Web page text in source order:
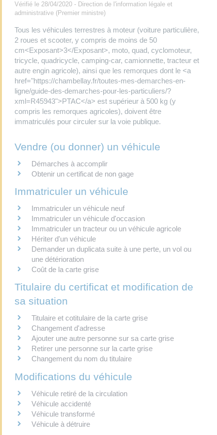
Vérifié le 28/04/2020 - Direction de l'information légale et
administrative (Premier ministre)
Tous les véhicules terrestres à moteur (voiture particulière,
2 roues et scooter, y compris de moins de 50
cm<Exposant>3</Exposant>, moto, quad, cyclomoteur,
tricycle, quadricycle, camping-car, camionnette, tracteur et
autre engin agricole), ainsi que les remorques dont le <a
href="https://chambellay.fr/toutes-mes-demarches-en-
ligne/guide-des-demarches-pour-les-particuliers/?
xml=R45943">PTAC</a> est supérieur à 500 kg (y
compris les remorques agricoles), doivent être
immatriculés pour circuler sur la voie publique.
Vendre (ou donner) un véhicule
Démarches à accomplir
Obtenir un certificat de non gage
Immatriculer un véhicule
Immatriculer un véhicule neuf
Immatriculer un véhicule d'occasion
Immatriculer un tracteur ou un véhicule agricole
Hériter d'un véhicule
Demander un duplicata suite à une perte, un vol ou
une détérioration
Coût de la carte grise
Titulaire du certificat et modification de
sa situation
Titulaire et cotitulaire de la carte grise
Changement d'adresse
Ajouter une autre personne sur sa carte grise
Retirer une personne sur la carte grise
Changement du nom du titulaire
Modifications du véhicule
Véhicule retiré de la circulation
Véhicule accidenté
Véhicule transformé
Véhicule à détruire